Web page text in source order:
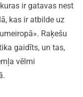
ir gatavas nest
kas ir atbilde uz
Raķešu
gaidīts, un tas,
vēlmi